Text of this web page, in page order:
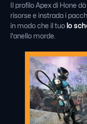
Il profilo Apex di Hone
risorse e instrada i
in modo che il tuo lo
l'anello morde.